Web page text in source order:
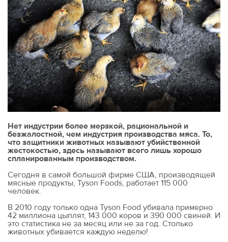
Нет индустрии более мерзкой, рациональной и
безжалостной, чем индустрия производства мяса. То,
что защитники животных называют убийственной
жестокостью, здесь называют всего лишь хорошо
спланированным производством.
Сегодня в самой большой фирме США, производящей
мясные продукты, Tyson Foods, работает 115 000
человек.
В 2010 году только одна Tyson Food убивала примерно
42 миллиона цыплят, 143 000 коров и 390 000 свиней. И
это статистика не за месяц или не за год. Столько
животных убивается каждую неделю!